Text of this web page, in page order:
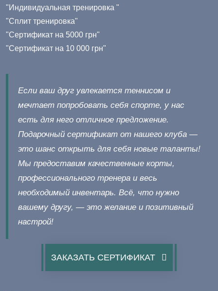
"Индивидуальная тренировка "
"Сплит тренировка"
"Сертификат на 5000 грн"
"Сертификат на 10 000 грн"
Если ваш друг увлекается теннисом и
мечтает попробовать себя спорте, у нас
есть для него отличное предложение.
Подарочный сертификат от нашего клуба —
это шанс открыть для себя новые таланты!
Мы предоставим качественные корты,
профессионального тренера и весь
необходимый инвентарь. Всё, что нужно
вашему другу, — это желание и позитивный
настрой!
ЗАКАЗАТЬ СЕРТИФИКАТ